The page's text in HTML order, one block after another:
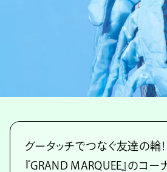
グータッチでつなぐ友達の輪
『GRAND MARQUEE』のコー